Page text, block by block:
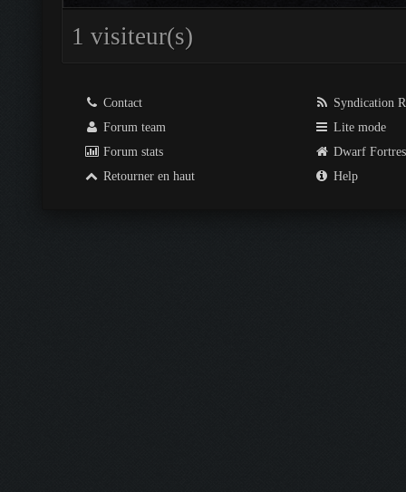
1 visiteur(s)
Contact
Forum team
Forum stats
Retourner en haut
Syndication
Lite mode
Dwarf
Help